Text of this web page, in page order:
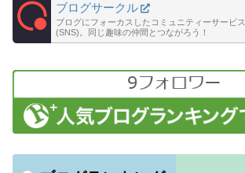
ブログサークル
ブログにフォーカスしたコミュニティーサービス
(SNS)。同じ趣味の仲間とつながろう！